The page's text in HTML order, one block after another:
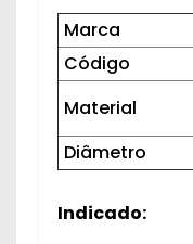
Marca
Código
Material
Diâmetro
Indicado: